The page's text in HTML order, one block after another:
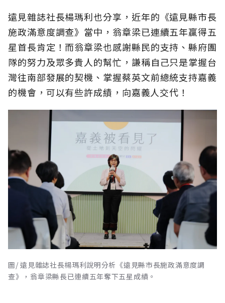
遠見雜誌社長楊瑪利也分享，近年的《遠見縣市長
施政滿意度調查》當中，翁章梁已連續五年贏得五
星首長肯定！而翁章梁也感謝縣民的支持、縣府團
隊的努力及眾多貴人的幫忙，謙稱自己只是掌握台
灣往南部發展的契機、掌握蔡英文前總統支持嘉義
的機會，可以有些許成績，向嘉義人交代！
圖/ 遠見雜誌社長楊瑪利說明分析《遠見縣市長施政滿意度調
查》，翁章梁縣長已連續五年奪下五星成績。